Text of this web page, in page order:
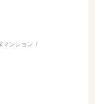
マンション